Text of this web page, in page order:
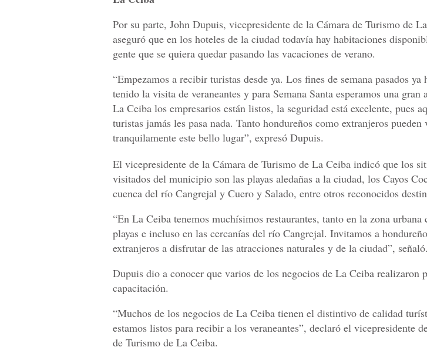
Por su parte, John Dupuis, vicepresidente de la Cámara de Turismo de
aseguró que en los hoteles de la ciudad todavía hay habitaciones
gente que se quiera quedar pasando las vacaciones de verano.
“Empezamos a recibir turistas desde ya. Los fines de semana pasados ya
tenido la visita de veraneantes y para Semana Santa esperamos una gran
La Ceiba los empresarios están listos, la seguridad está excelente, pues
turistas jamás les pasa nada. Tanto hondureños como extranjeros pueden
tranquilamente este bello lugar”, expresó Dupuis.
El vicepresidente de la Cámara de Turismo de La Ceiba indicó que los
visitados del municipio son las playas aledañas a la ciudad, los Cayos
cuenca del río Cangrejal y Cuero y Salado, entre otros reconocidos
“En La Ceiba tenemos muchísimos restaurantes, tanto en la zona urbana
playas e incluso en las cercanías del río Cangrejal. Invitamos a
extranjeros a disfrutar de las atracciones naturales y de la ciudad”, señaló.
Dupuis dio a conocer que varios de los negocios de La Ceiba realizaron
capacitación.
“Muchos de los negocios de La Ceiba tienen el distintivo de calidad
estamos listos para recibir a los veraneantes”, declaró el vicepresidente
de Turismo de La Ceiba.